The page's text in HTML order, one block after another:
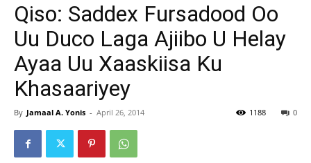
Qiso: Saddex Fursadood Oo
Uu Duco Laga Ajiibo U Helay
Ayaa Uu Xaaskiisa Ku
Khasaariyey
By Jamaal A. Yonis - April 26, 2014 0
1188